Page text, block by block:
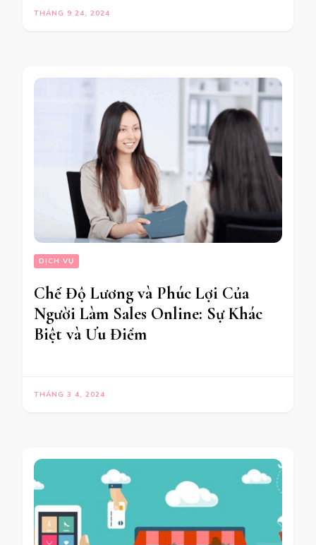
THÁNG 9 24, 2024
DỊCH VỤ
Chế Độ Lương và Phúc Lợi Của
Người Làm Sales Online: Sự Khác
Biệt và Ưu Điểm
THÁNG 3 4, 2024